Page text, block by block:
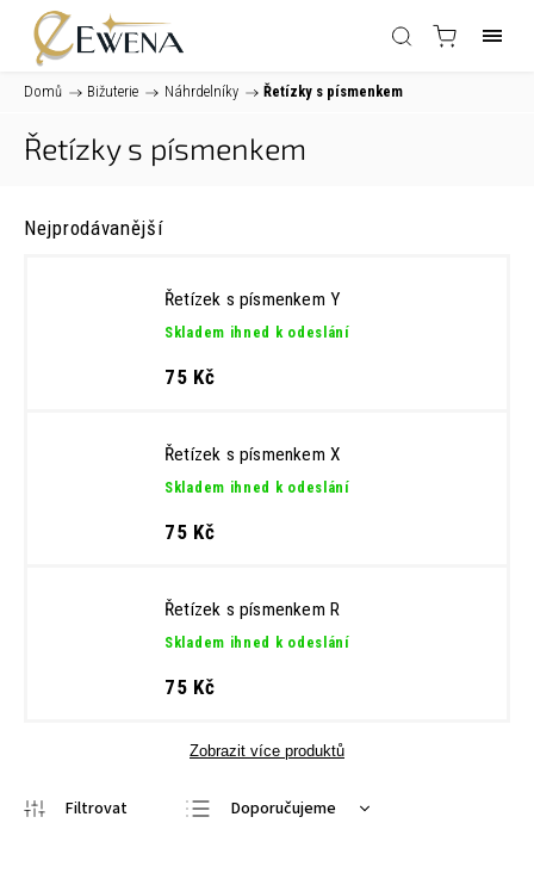
Domů / Bižuterie / Náhrdelníky / Řetízky s písmenkem
Řetízky s písmenkem
Nejprodávanější
Řetízek s písmenkem Y
Skladem ihned k odeslání
75 Kč
Řetízek s písmenkem X
Skladem ihned k odeslání
75 Kč
Řetízek s písmenkem R
Skladem ihned k odeslání
75 Kč
Zobrazit více produktů
Doporučujeme